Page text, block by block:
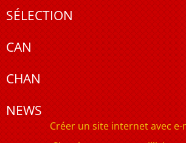
SÉLECTION
CAN
CHAN
NEWS
Créer un site internet avec